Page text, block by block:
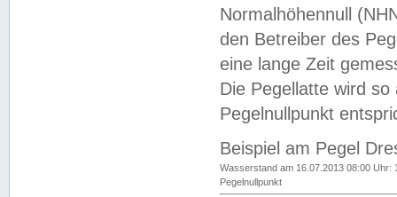
Normalhöhennull
den Betreiber des
eine lange Zeit
Die Pegellatte wird
Pegelnullpunkt
Beispiel am Pegel
Wasserstand am 16.07.2013 08:00 Uhr:
Pegelnullpunkt